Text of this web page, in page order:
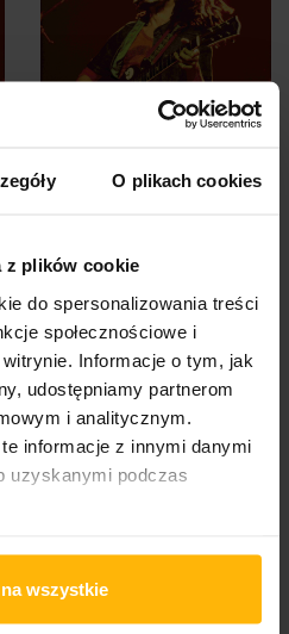
O plikach cookies
z plików cookie
do spersonalizowania treści
społecznościowe i
Informacje o tym, jak
udostępniamy partnerom
i analitycznym.
informacje z innymi danymi
uzyskanymi podczas
wszystkie
- Roots, Rock, Reggae:...
(LP Red)